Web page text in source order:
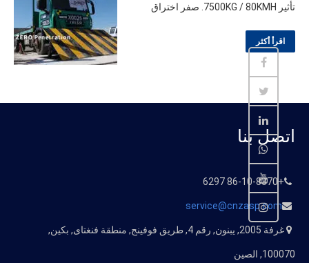
تأثير 7500KG / 80KMH. صفر اختراق
اقرأ أكثر
اتصل بنا
+86-10-8370 6297
service@cnzasp.com
غرفة 2005, يبنون, رقم 4, طريق فوفينج, منطقة فنغتاى, بكين,
100070, الصين